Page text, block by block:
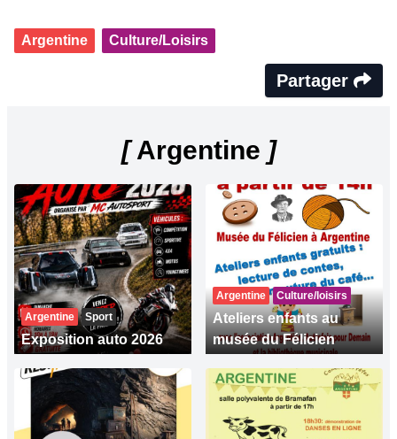
Argentine Culture/Loisirs
Partager
[Argentine ]
Argentine Sport
Exposition auto 2026
Argentine Culture/loisirs
Ateliers enfants au
musée du Félicien